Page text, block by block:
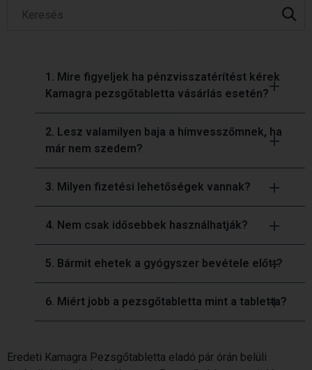
1. Mire figyeljek ha pénzvisszatérítést kérek
Kamagra pezsgőtabletta vásárlás esetén?
2. Lesz valamilyen baja a hímvesszőmnek, ha
már nem szedem?
3. Milyen fizetési lehetőségek vannak?
4. Nem csak idősebbek használhatják?
5. Bármit ehetek a gyógyszer bevétele előtt?
6. Miért jobb a pezsgőtabletta mint a tabletta?
Eredeti Kamagra Pezsgőtabletta eladó pár órán belüli